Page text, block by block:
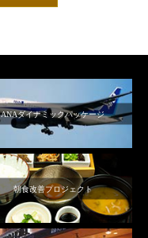
ANAダイナミックパッケージ
朝食改善プロジェクト